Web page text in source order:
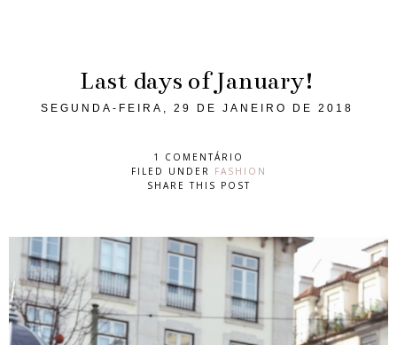
Last days of January!
SEGUNDA-FEIRA, 29 DE JANEIRO DE 2018
1 COMENTÁRIO
FILED UNDER FASHION
SHARE THIS POST